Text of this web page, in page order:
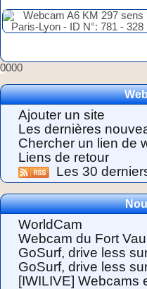
0000
Ajouter un site
Les dernières
Chercher un lien de
Liens de retour
Les 30
WorldCam
Webcam du Fort
GoSurf, drive less
GoSurf, drive less
[IWILIVE] Webcams